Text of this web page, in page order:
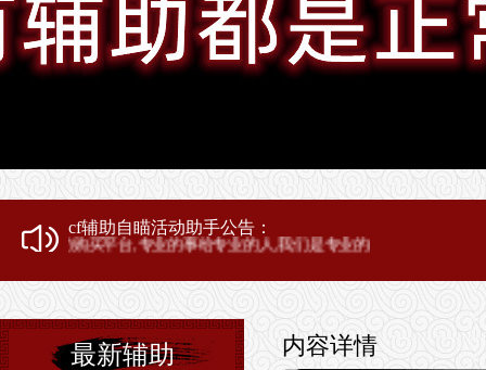
cf辅助自瞄活动助手公告：
业的事给专业的人,我们是专业的
最新辅助 内容详情